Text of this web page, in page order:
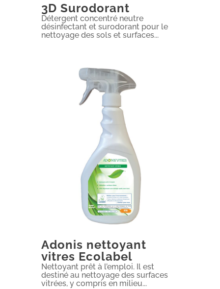
3D Surodorant
Détergent concentré neutre
désinfectant et surodorant pour le
nettoyage des sols et surfaces...
Adonis nettoyant
vitres Ecolabel
Nettoyant prêt à l’emploi. Il est
destiné au nettoyage des surfaces
vitrées, y compris en milieu...